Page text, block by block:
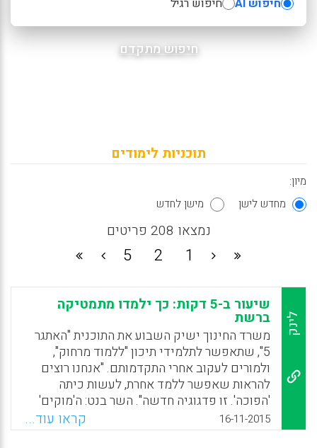
חיפוש מתקדם
תוכניות לימודים
מיון:
מחדש לישן
מישן לחדש
נמצאו 208 פריטים
1
2
5
לינק
שיעור ב-5 דקות: כך ילמדו מתמטיקה
ברשת
משרד החינוך ישיק השבוע את התוכנית "האתגר
5", שתאפשר לתלמידי תיכון "ללמוד מרחוק",
ולמורים לעקוב אחרי התקדמותם. "אנחנו רוצים
להראות שאפשר ללמד אחרת, לעשות כיתה
'הפוכה'. זו פדגוגיה חדשה". השר בנט: ה'מוקים'
מאפשרים לכל ילד ללמוד מתמטיקה דרך
המחשב (שחר חי).
16-11-2015 קראו עוד...